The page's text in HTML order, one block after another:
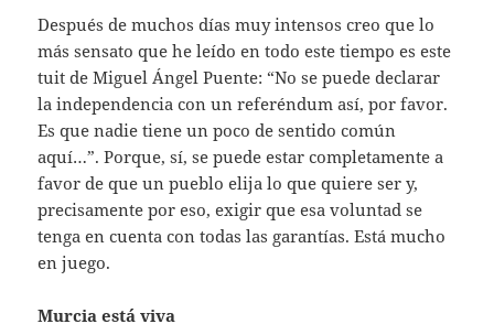
Después de muchos días muy intensos creo que lo
más sensato que he leído en todo este tiempo es este
tuit de Miguel Ángel Puente: “No se puede declarar
la independencia con un referéndum así, por favor.
Es que nadie tiene un poco de sentido común
aquí…”. Porque, sí, se puede estar completamente a
favor de que un pueblo elija lo que quiere ser y,
precisamente por eso, exigir que esa voluntad se
tenga en cuenta con todas las garantías. Está mucho
en juego.
Murcia está viva